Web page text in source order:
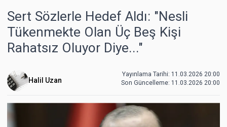
Sert Sözlerle Hedef Aldı: "Nesli
Tükenmekte Olan Üç Beş Kişi
Rahatsız Oluyor Diye..."
Halil Uzan
Yayınlama Tarihi: 11.03.2026 20:00
Son Güncelleme: 11.03.2026 20:00